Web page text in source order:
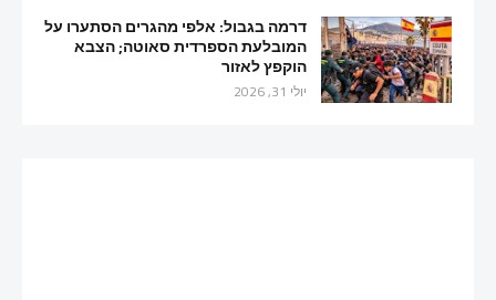
דרמה בגבול: אלפי מהגרים הסתערו על
המובלעת הספרדית סאוטה; הצבא
הוקפץ לאזור
יולי 31, 2026